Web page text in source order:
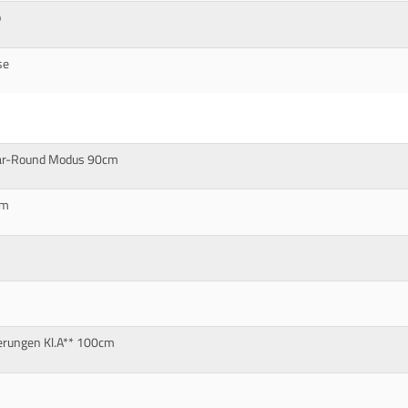
Round Modus 90cm
Kl.A** 100cm